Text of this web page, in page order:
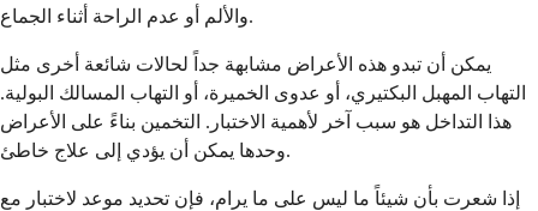
والألم أو عدم الراحة أثناء الجماع.
يمكن أن تبدو هذه الأعراض مشابهة جداً لحالات شائعة أخرى مثل
التهاب المهبل البكتيري، أو عدوى الخميرة، أو التهاب المسالك البولية.
هذا التداخل هو سبب آخر لأهمية الاختبار. التخمين بناءً على الأعراض
وحدها يمكن أن يؤدي إلى علاج خاطئ.
إذا شعرت بأن شيئاً ما ليس على ما يرام، فإن تحديد موعد لاختبار مع